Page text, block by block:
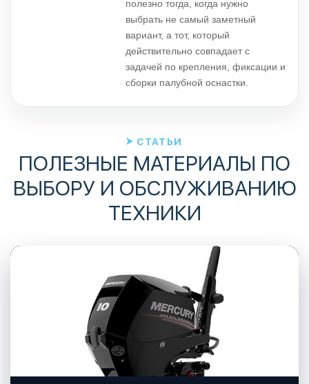
полезно тогда, когда нужно
выбрать не самый заметный
вариант, а тот, который
действительно совпадает с
задачей по крепления, фиксации и
сборки палубной оснастки.
СТАТЬИ
ПОЛЕЗНЫЕ МАТЕРИАЛЫ ПО
ВЫБОРУ И ОБСЛУЖИВАНИЮ
ТЕХНИКИ